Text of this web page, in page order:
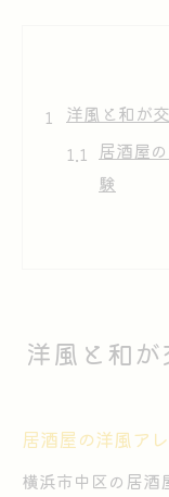
洋風と和が
居酒屋
験
和と洋
横浜な
居酒屋
新旧が
洋風と和
居酒屋の洋風ア
横浜市中区の居酒